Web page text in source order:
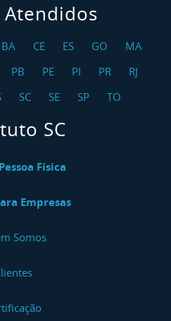
Atendidos
BA CE ES GO
MA
PB PE PI PR
RJ
SC SE SP TO
SC
Física
Empresas
Somos